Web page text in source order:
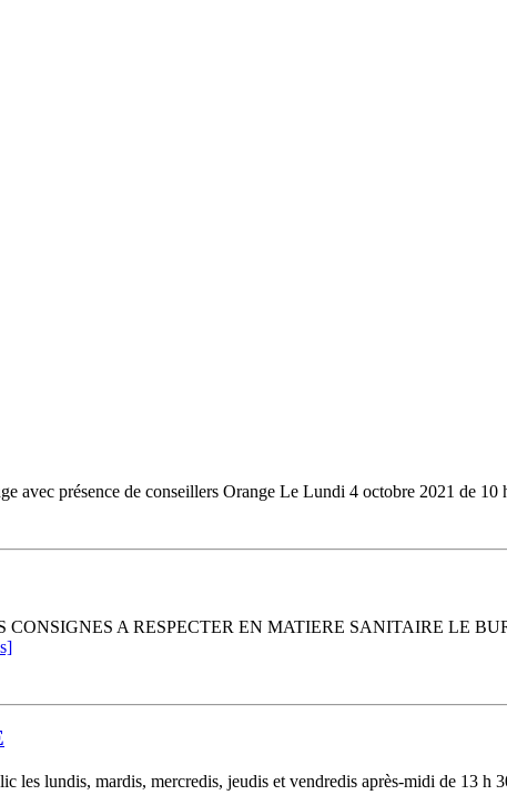
avec présence de conseillers Orange Le Lundi 4 octobre 2021 de 10
A RESPECTER EN MATIERE SANITAIRE LE
lundis, mardis, mercredis, jeudis et vendredis après-midi de 13 h